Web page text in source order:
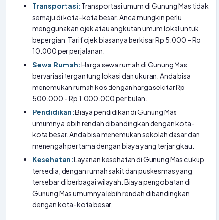
Transportasi:Transportasi umum di Gunung Mas tidak
semaju di kota-kota besar. Anda mungkin perlu
menggunakan ojek atau angkutan umum lokal untuk
bepergian. Tarif ojek biasanya berkisar Rp 5.000 – Rp
10.000 per perjalanan.
Sewa Rumah:Harga sewa rumah di Gunung Mas
bervariasi tergantung lokasi dan ukuran. Anda bisa
menemukan rumah kos dengan harga sekitar Rp
500.000 – Rp 1.000.000 per bulan.
Pendidikan:Biaya pendidikan di Gunung Mas
umumnya lebih rendah dibandingkan dengan kota-
kota besar. Anda bisa menemukan sekolah dasar dan
menengah pertama dengan biaya yang terjangkau.
Kesehatan:Layanan kesehatan di Gunung Mas cukup
tersedia, dengan rumah sakit dan puskesmas yang
tersebar di berbagai wilayah. Biaya pengobatan di
Gunung Mas umumnya lebih rendah dibandingkan
dengan kota-kota besar.